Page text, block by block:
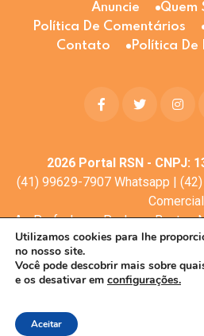
Anuncie
Quem
Política De Comentários
Contato
Política
2026Portal RSN - CNPJ:
(41) 99629-7907 Whatsapp |
Av. Profa. Laura Pacheco Bastos
dos Lagos, Guarapuava
© Todos os
Utilizamos cookies para lhe
no nosso site.
Você pode descobrir mais sobre
e os desativar em configurações.
Aceitar